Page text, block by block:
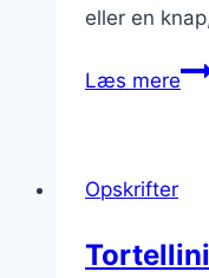
eller en
Læs mere
Opskrifter